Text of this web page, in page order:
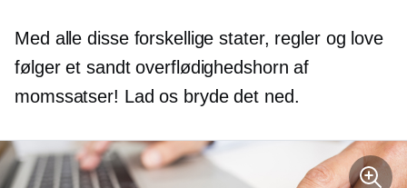
Med alle disse forskellige stater, regler og love
følger et sandt overflødighedshorn af
momssatser! Lad os bryde det ned.